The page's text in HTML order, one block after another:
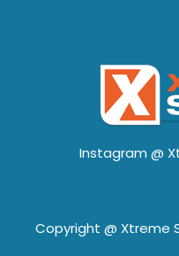
Instagram @
Copyright @ Xtreme